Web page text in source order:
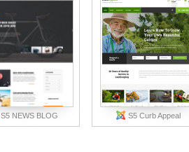
S5 NEWS BLOG S5 Curb Appeal